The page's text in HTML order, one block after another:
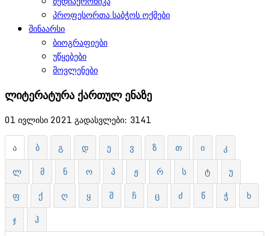
პროფესორთა საბჭოს ოქმები
შინაარსი
ბიოგრაფიები
უწყებები
მოვლენები
ლიტერატურა ქართულ ენაზე
01 ივლისი 2021 გადასვლები: 3141
ა
ბ გ დ ე ვ ზ თ ი
კ
ლ
მ ნ ო პ ჟ რ ს ტ
უ
ფ
ქ ღ ყ შ ჩ ც ძ წ ჭ
ხ
ჯ
ჰ